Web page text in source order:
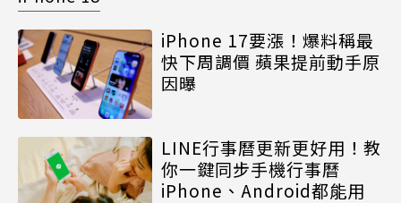
iPhone 17要漲！爆料稱最
快下周調價 蘋果提前動手原
因曝
LINE行事曆更新更好用！教
你一鍵同步手機行事曆
iPhone、Android都能用